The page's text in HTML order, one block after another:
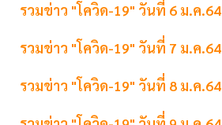
รวมข่าว "โควิด-19" วันที่ 6 ม.ค.64
รวมข่าว "โควิด-19" วันที่ 7 ม.ค.64
รวมข่าว "โควิด-19" วันที่ 8 ม.ค.64